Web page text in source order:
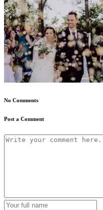
No Comments
Post a Comment